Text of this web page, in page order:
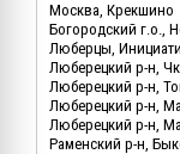
Москва, Крекшино
Богородский г.о.,
Люберцы,
Люберецкий р-н,
Люберецкий р-н,
Люберецкий р-н,
Люберецкий р-н,
Раменский р-н,